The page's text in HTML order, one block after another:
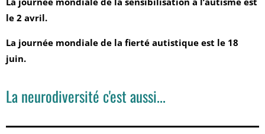
le 2 avril.
La journée mondiale de la fierté autistique est le 18
juin.
La neurodiversité c'est aussi...